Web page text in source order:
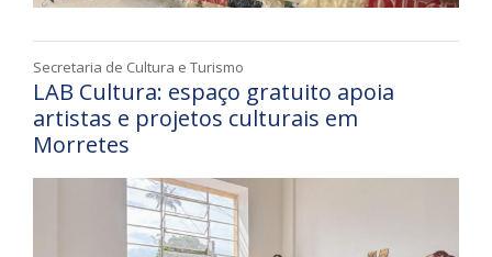
Secretaria de Cultura e Turismo
LAB Cultura: espaço gratuito apoia
artistas e projetos culturais em
Morretes